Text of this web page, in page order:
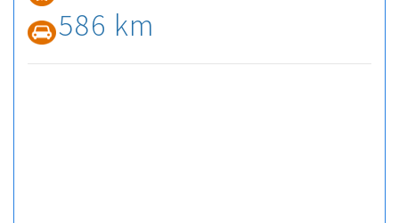
586 km